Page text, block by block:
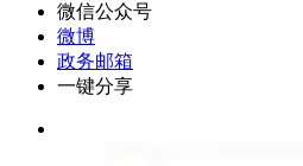
微信公众号
微博
政务邮箱
一键分享